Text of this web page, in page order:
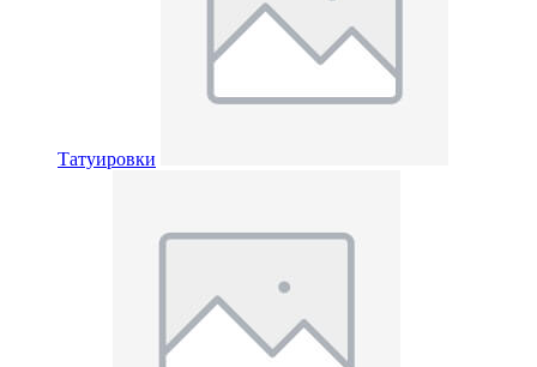
Татуировки